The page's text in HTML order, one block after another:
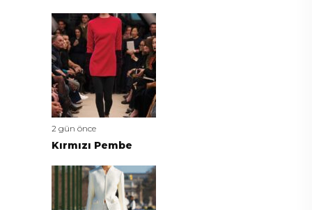
2 gün önce
Kırmızı Pembe